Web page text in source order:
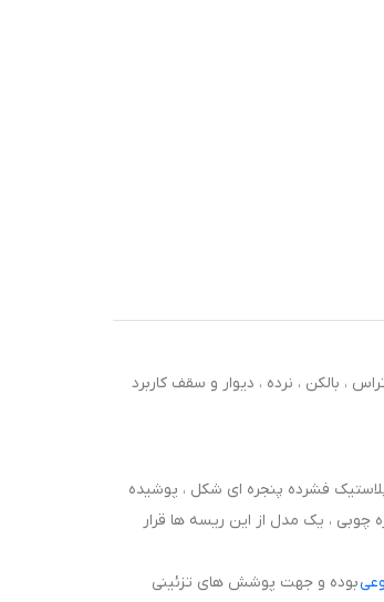
، بالکن ، نرده ، دیوار و سقف کاربرد
فشرده پنجره ای شکل ، پوشیده
، یک مدل از این ریسه ها قرار
بوده و جهت پوشش های تزئینی